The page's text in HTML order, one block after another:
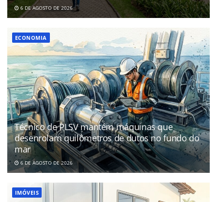
6 DE AGOSTO DE 2026
ECONOMIA
Técnico de PLSV mantém máquinas que
desenrolam quilômetros de dutos no fundo do
mar
6 DE AGOSTO DE 2026
IMÓVEIS